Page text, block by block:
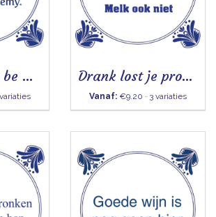
Alcohol may be man's worst enemy Drank lost je problemen niet op - Tegeltje
Vanaf: €9.20 · 3 variaties